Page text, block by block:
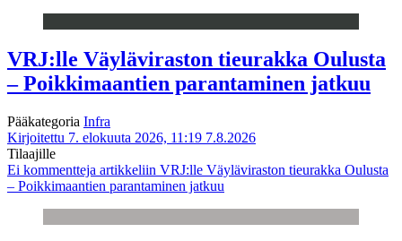
VRJ:lle Väyläviraston tieurakka Oulusta
– Poikkimaantien parantaminen jatkuu
Pääkategoria Infra
Kirjoitettu 7. elokuuta 2026, 11:19 7.8.2026
Tilaajille
Ei kommentteja artikkeliin VRJ:lle Väyläviraston tieurakka Oulusta
– Poikkimaantien parantaminen jatkuu